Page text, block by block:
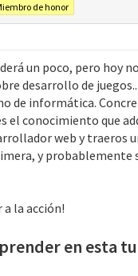
de honor
un poco, pero hoy
desarrollo de
de informática.
el conocimiento que
web y traeros
y probablemente
a la acción!
en esta